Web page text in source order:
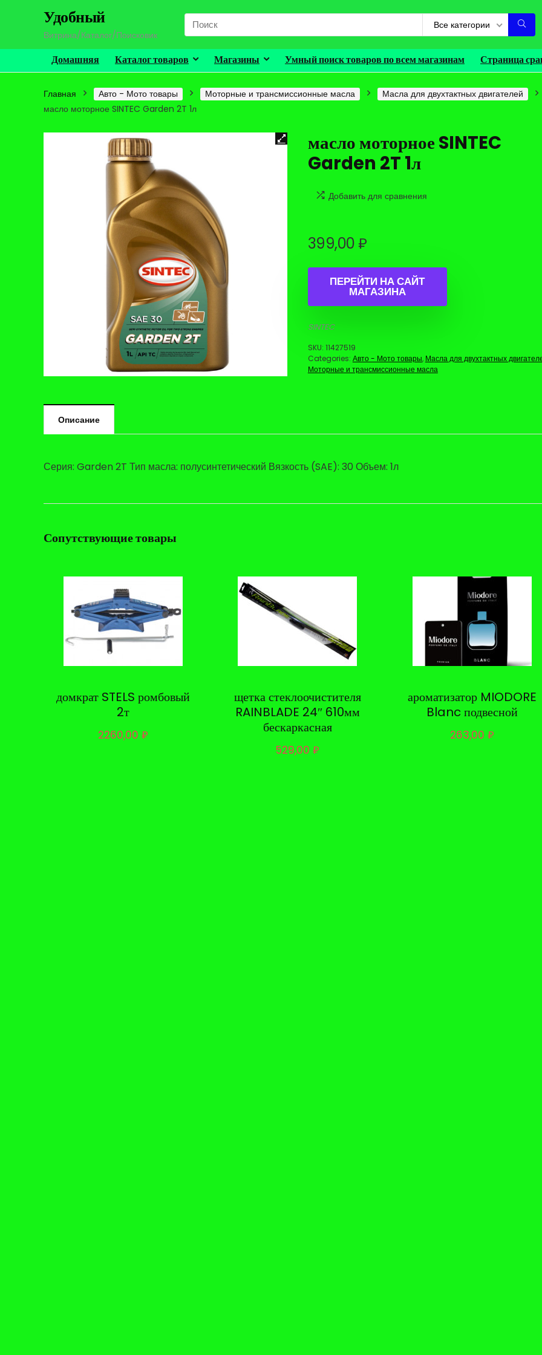
Удобный
Витрина/Каталог/Поисковик
Search
for:
Все категории
Домашняя Каталог товаров Магазины Умный поиск товаров по всем магазинам Страница
Главная Авто - Мото товары Моторные и трансмиссионные масла
Масла для двухтактных двигателей
масло моторное SINTEC Garden 2T 1л
масло моторное SINTEC
Garden 2T 1л
Добавить для сравнения
399,00₽
ПЕРЕЙТИ НА САЙТ
МАГАЗИНА
SINTEC
SKU: 11427519
Categories: Авто - Мото товары, Масла для двухтактных
Моторные и трансмиссионные масла
Описание
Серия: Garden 2T Тип масла: полусинтетический Вязкость (SAE): 30 Объем: 1л
Сопутствующие товары
домкрат STELS ромбовый
2т
2260,00₽
щетка стеклоочистителя
RAINBLADE 24″ 610мм
бескаркасная
529,00 ₽
ароматизатор MIODORE
Blanc подвесной
263,00 ₽